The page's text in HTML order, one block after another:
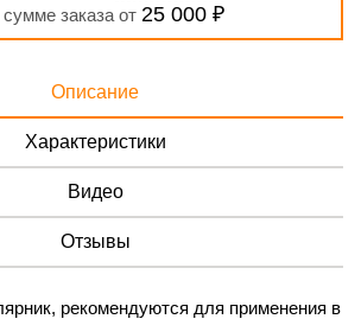
заказа от 25 000 ₽
Описание
Характеристики
Видео
Отзывы
рекомендуются для применения в